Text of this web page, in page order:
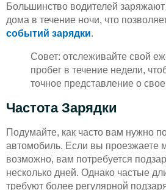
Большинство водителей
дома в течение ночи, что
событий зарядки.
Совет: отслеживайте свой
пробег в течение недели,
точное представление о
Частота Зарядки
Подумайте, как часто вам нужно
автомобиль. Если вы проезжаете
возможно, вам потребуется
несколько дней. Однако частые
требуют более регулярной